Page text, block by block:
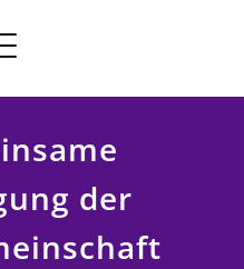
navigation
der